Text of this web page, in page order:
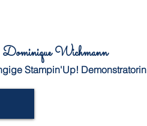
Dominique Wichmann
Stampin'Up! Demonstratorin